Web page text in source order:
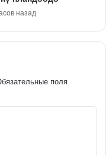
назад
поля